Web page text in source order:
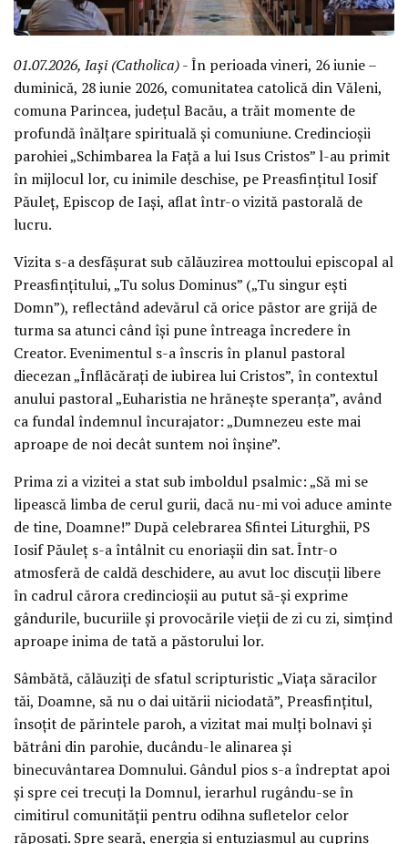
01.07.2026, Iași (Catholica)- În perioada vineri, 26 iunie –
duminică, 28 iunie 2026, comunitatea catolică din Văleni,
comuna Parincea, județul Bacău, a trăit momente de
profundă înălțare spirituală și comuniune. Credincioșii
parohiei „Schimbarea la Față a lui Isus Cristos” l-au primit
în mijlocul lor, cu inimile deschise, pe Preasfințitul Iosif
Păuleț, Episcop de Iași, aflat într-o vizită pastorală de
lucru.
Vizita s-a desfășurat sub călăuzirea mottoului episcopal al
Preasfințitului, „Tu solus Dominus” („Tu singur ești
Domn”), reflectând adevărul că orice păstor are grijă de
turma sa atunci când își pune întreaga încredere în
Creator. Evenimentul s-a înscris în planul pastoral
diecezan „Înflăcărați de iubirea lui Cristos”, în contextul
anului pastoral „Euharistia ne hrănește speranța”, având
ca fundal îndemnul încurajator: „Dumnezeu este mai
aproape de noi decât suntem noi înșine”.
Prima zi a vizitei a stat sub imboldul psalmic: „Să mi se
lipească limba de cerul gurii, dacă nu-mi voi aduce aminte
de tine, Doamne!” După celebrarea Sfintei Liturghii, PS
Iosif Păuleț s-a întâlnit cu enoriașii din sat. Într-o
atmosferă de caldă deschidere, au avut loc discuții libere
în cadrul cărora credincioșii au putut să-și exprime
gândurile, bucuriile și provocările vieții de zi cu zi, simțind
aproape inima de tată a păstorului lor.
Sâmbătă, călăuziți de sfatul scripturistic „Viața săracilor
tăi, Doamne, să nu o dai uitării niciodată”, Preasfințitul,
însoțit de părintele paroh, a vizitat mai mulți bolnavi și
bătrâni din parohie, ducându-le alinarea și
binecuvântarea Domnului. Gândul pios s-a îndreptat apoi
și spre cei trecuți la Domnul, ierarhul rugându-se în
cimitirul comunității pentru odihna sufletelor celor
răposați. Spre seară, energia și entuziasmul au cuprins